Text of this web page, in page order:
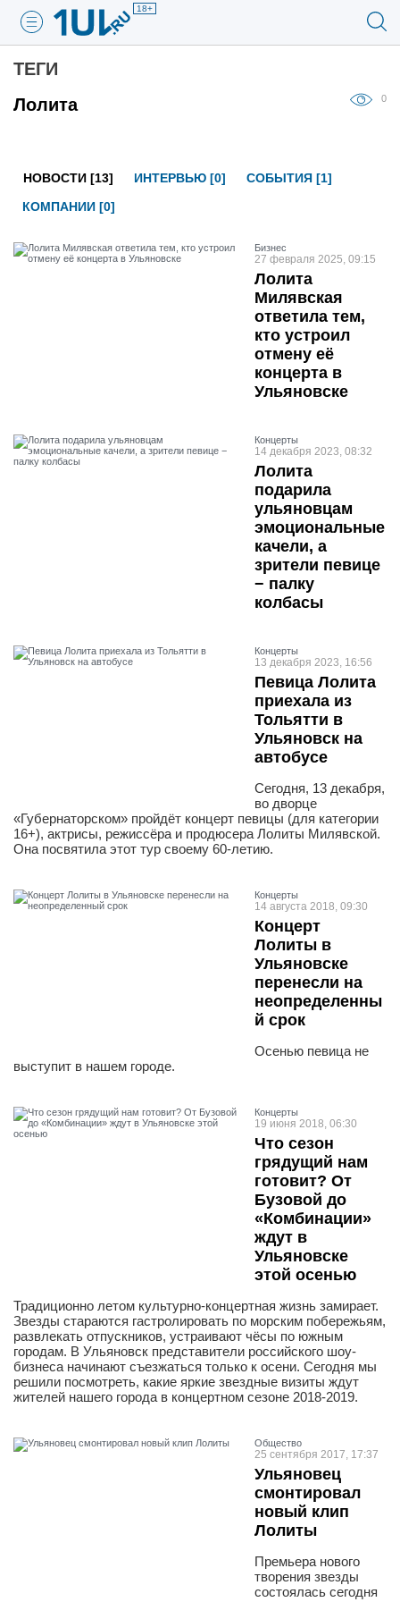
18+
ТЕГИ
Лолита
0
НОВОСТИ [13] ИНТЕРВЬЮ [0]
СОБЫТИЯ [1]
КОМПАНИИ [0]
Бизнес
27 февраля 2025, 09:15
Лолита
Милявская
ответила тем,
кто устроил
отмену её
концерта в
Ульяновске
Концерты
14 декабря 2023, 08:32
Лолита
подарила
ульяновцам
эмоциональные
качели, а
зрители певице
− палку
колбасы
Концерты
13 декабря 2023, 16:56
Певица Лолита
приехала из
Тольятти в
Ульяновск на
автобусе
Сегодня, 13 декабря,
во дворце
«Губернаторском» пройдёт концерт певицы (для категории
16+), актрисы, режиссёра и продюсера Лолиты Милявской.
Она посвятила этот тур своему 60-летию.
Концерты
14 августа 2018, 09:30
Концерт
Лолиты в
Ульяновске
перенесли на
неопределенны
й срок
Осенью певица не
выступит в нашем городе.
Концерты
19 июня 2018, 06:30
Что сезон
грядущий нам
готовит? От
Бузовой до
«Комбинации»
ждут в
Ульяновске
этой осенью
Традиционно летом культурно-концертная жизнь замирает.
Звезды стараются гастролировать по морским побережьям,
развлекать отпускников, устраивают чёсы по южным
городам. В Ульяновск представители российского шоу-
бизнеса начинают съезжаться только к осени. Сегодня мы
решили посмотреть, какие яркие звездные визиты ждут
жителей нашего города в концертном сезоне 2018-2019.
Общество
25 сентября 2017, 17:37
Ульяновец
смонтировал
новый клип
Лолиты
Премьера нового
творения звезды
состоялась сегодня